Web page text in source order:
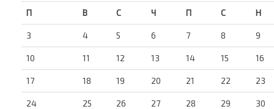
П В С Ч П С Н
3 4 5 6 7 8 9
10 11 12 13 14 15 16
17 18 19 20 21 22 23
24 25 26 27 28 29 30